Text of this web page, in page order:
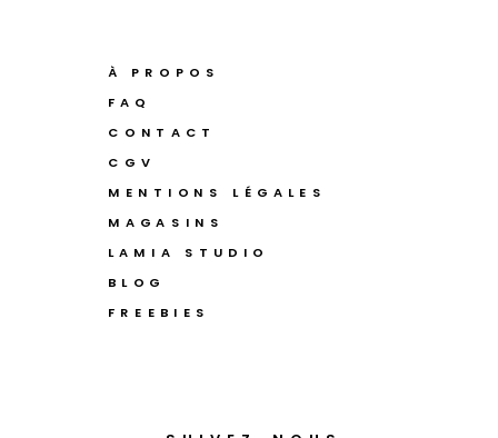
À PROPOS
FAQ
CONTACT
CGV
MENTIONS LÉGALES
MAGASINS
LAMIA STUDIO
BLOG
FREEBIES